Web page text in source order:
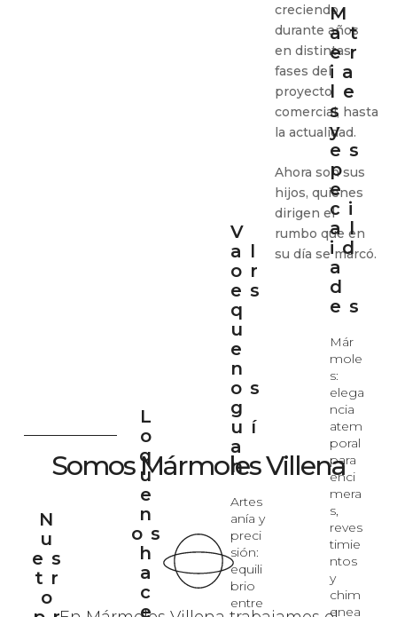
creciendo
durante años
en distintas
fases del
proyecto
comercial, hasta
la actualidad.
Ahora son sus
hijos, quienes
dirigen el
rumbo que en
su día se marcó.
Somos Mármoles Villena
N
u
es
tr
o
L
o
q
u
e
n
os
h
a
c
e
V
al
or
es
q
u
e
n
os
g
uí
a
n
Artes
anía y
preci
sión:
equili
brio
entre
M
at
er
ia
le
s
y
es
p
e
ci
al
id
a
d
es
Már
mole
s:
elega
ncia
atem
poral
para
enci
mera
s,
reves
timie
ntos
y
chim
enea